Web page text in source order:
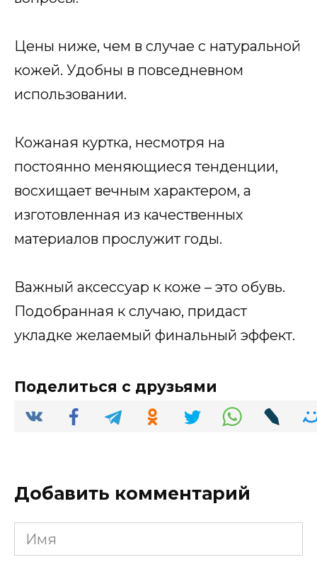
Цены ниже, чем в случае с натуральной
кожей. Удобны в повседневном
использовании.
Кожаная куртка, несмотря на
постоянно меняющиеся тенденции,
восхищает вечным характером, а
изготовленная из качественных
материалов прослужит годы.
Важный аксессуар к коже – это обувь.
Подобранная к случаю, придаст
укладке желаемый финальный эффект.
Поделиться с друзьями
Добавить комментарий
Имя
*